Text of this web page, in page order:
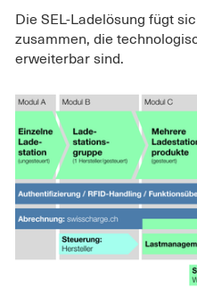
Die SEL-Ladelösung fügt
zusammen, die
erweiterbar sind.